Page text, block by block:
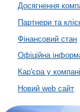
Досягнення
Партнери та
Фінансовий стан
Офіційна
Кар'єра у
Новий web сайт